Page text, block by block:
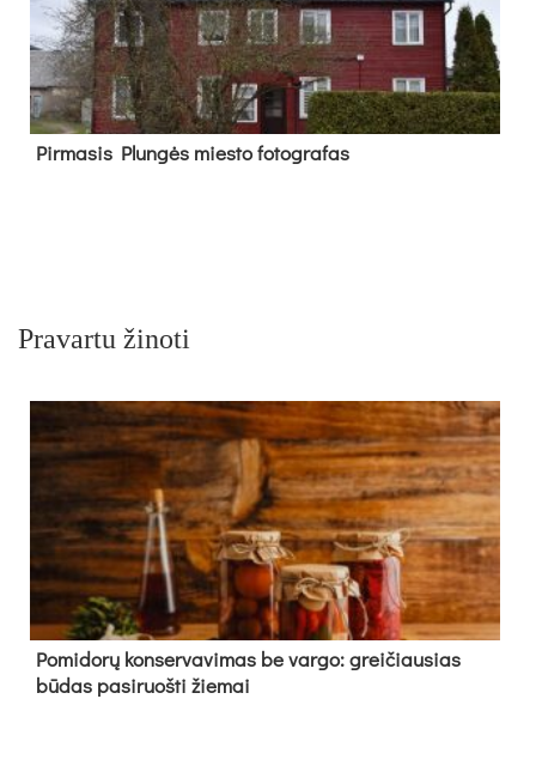
Pir­ma­sis Plun­gės mies­to fo­tog­ra­fas
Pravartu žinoti
Pomidorų konservavimas be vargo: greičiausias
būdas pasiruošti žiemai